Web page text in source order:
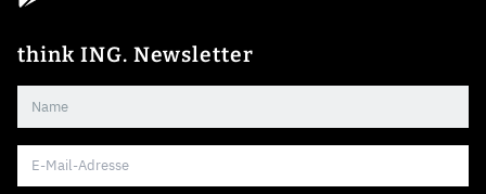
think ING. Newsletter